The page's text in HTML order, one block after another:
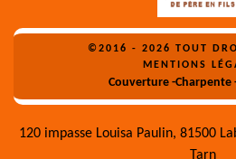
©2016 - 2026 TOUT
MENTIONS
Couverture -Charpente
120 impasse Louisa Paulin, 81500
Tarn